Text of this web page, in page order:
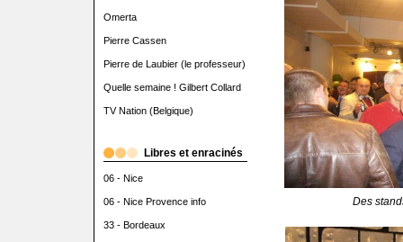
Omerta
Pierre Cassen
Pierre de Laubier (le professeur)
Quelle semaine ! Gilbert Collard
TV Nation (Belgique)
Libres et enracinés
06 - Nice
06 - Nice Provence info
33 - Bordeaux
Des